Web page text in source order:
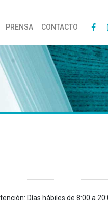
PRENSA CONTACTO 
Días hábiles de 8:00 a